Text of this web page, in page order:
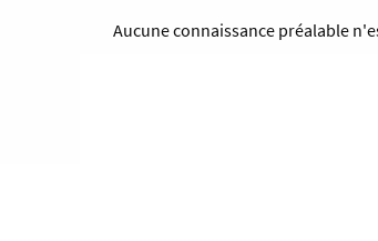
Aucune connaissance préalable